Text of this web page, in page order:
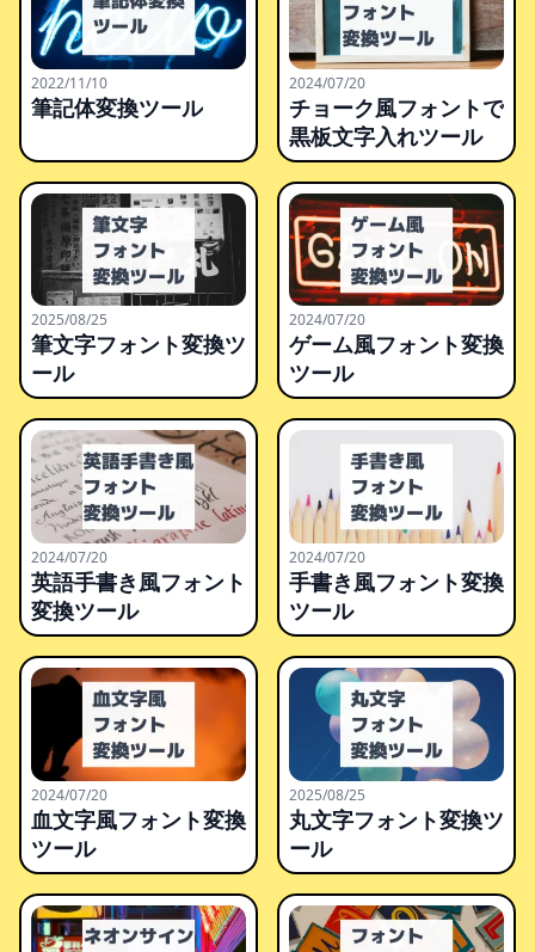
2022/11/10
筆記体変換ツール
2024/07/20
チョーク風フォントで
黒板文字入れツール
2025/08/25
筆文字フォント変換ツ
ール
2024/07/20
ゲーム風フォント変換
ツール
2024/07/20
英語手書き風フォント
変換ツール
2024/07/20
手書き風フォント変換
ツール
2024/07/20
血文字風フォント変換
ツール
2025/08/25
丸文字フォント変換ツ
ール